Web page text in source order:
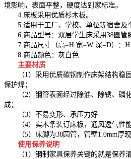
境影响，表面平整，硬度达到家标准。
4.床板采用优质杉木板。
5.适用于工厂、学校、单位等宿舍及
6.商品型号：双层学生床采用38圆管
7.商品尺寸（高=H 宽=W 深=D）：
8.商品颜色：灰白色
主要材质
（1）采用优质碳钢制作床架结构稳
保护焊；
（2）钢管表面经过除油、除锈、磷
成；
（3）不易变形、承压力好
（4）实木条装订床板，通风透气性能
（5）床脚为38圆管，管壁1.0mm厚
使用保养说明
（1）钢制家具保养关键的就是保养